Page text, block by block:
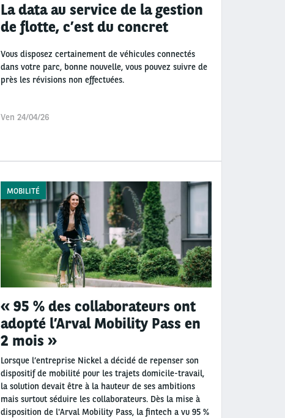
La data au service de la gestion
de flotte, c’est du concret
Vous disposez certainement de véhicules connectés
dans votre parc, bonne nouvelle, vous pouvez suivre de
près les révisions non effectuées.
Ven 24/04/26
MOBILITÉ
« 95 % des collaborateurs ont
adopté l’Arval Mobility Pass en
2 mois »
Lorsque l’entreprise Nickel a décidé de repenser son
dispositif de mobilité pour les trajets domicile-travail,
la solution devait être à la hauteur de ses ambitions
mais surtout séduire les collaborateurs. Dès la mise à
disposition de l'Arval Mobility Pass, la fintech a vu 95 %